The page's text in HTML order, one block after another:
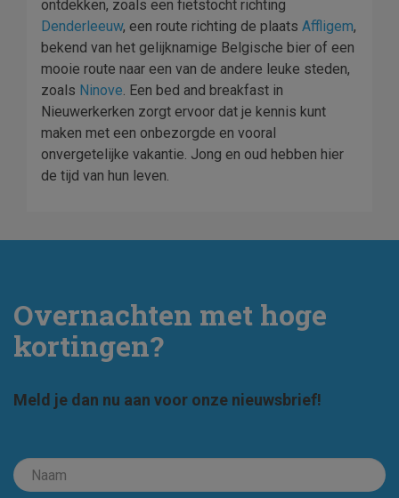
ontdekken, zoals een fietstocht richting
Denderleeuw, een route richting de plaats Affligem,
bekend van het gelijknamige Belgische bier of een
mooie route naar een van de andere leuke steden,
zoals Ninove. Een bed and breakfast in
Nieuwerkerken zorgt ervoor dat je kennis kunt
maken met een onbezorgde en vooral
onvergetelijke vakantie. Jong en oud hebben hier
de tijd van hun leven.
Overnachten met hoge
kortingen?
Meld je dan nu aan voor onze nieuwsbrief!